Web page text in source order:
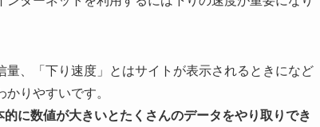
量、「下り速度」とはサイトが表示されるときになど
りやすいです。
的に数値が大きいとたくさんのデータをやり取りでき